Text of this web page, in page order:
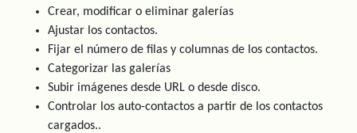
Crear, modificar o eliminar galerías
Ajustar los contactos.
Fijar el número de filas y columnas de los contactos.
Categorizar las galerías
Subir imágenes desde URL o desde disco.
Controlar los auto-contactos a partir de los contactos
cargados..